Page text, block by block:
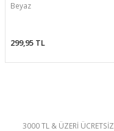
Beyaz
299,95 TL
3000 TL & ÜZERİ ÜCRETSİZ